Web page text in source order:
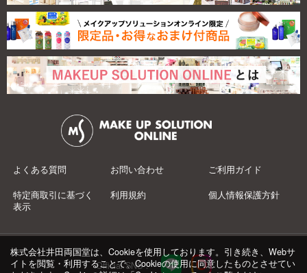
よくある質問 お問い合わせ ご利用ガイド
特定商取引に基づく
表示
利用規約 個人情報保護方針
Official SNS：
株式会社井田両国堂は、Cookieを使用しております。引き続き、Webサ
イトを閲覧・利用することで、Cookieの使用に同意したものとさせてい